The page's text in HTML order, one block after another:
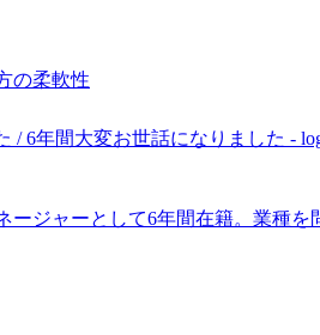
の柔軟性
/ 6年間大変お世話になりました -
ージャーとして6年間在籍。業種